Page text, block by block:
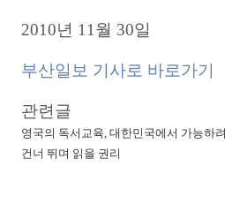
2010년 11월 30일
부산일보 기사로 바로가기
관련글
영국의 독서교육, 대한민국에서 가능하
건너 뛰며 읽을 권리